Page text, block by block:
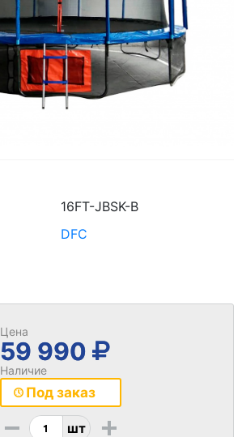
16FT-JBSK-B
DFC
Цена
59 990
Наличие
Под заказ
- шт +